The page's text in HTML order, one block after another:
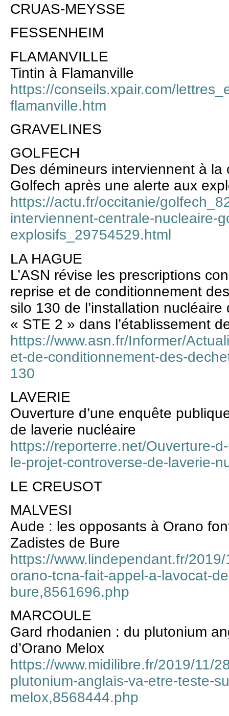
CRUAS-MEYSSE
FESSENHEIM
FLAMANVILLE
Tintin à Flamanville
https://conseils.xpair.com/
flamanville.htm
GRAVELINES
GOLFECH
Des démineurs interviennent à
Golfech après une alerte aux
https://actu.fr/occitanie/
interviennent-centrale-nucleaire-
explosifs_29754529.html
LA HAGUE
L’ASN révise les prescriptions
reprise et de conditionnement
silo 130 de l’installation
« STE 2 » dans l’établissement
https://www.asn.fr/Informer/
et-de-conditionnement-des-
130
LAVERIE
Ouverture d’une enquête
de laverie nucléaire
https://reporterre.net/Ouverture-
le-projet-controverse-de-laverie-
LE CREUSOT
MALVESI
Aude : les opposants à Orano
Zadistes de Bure
https://www.lindependant.fr/
orano-tcna-fait-appel-a-lavocat-
bure,8561696.php
MARCOULE
Gard rhodanien : du plutonium
d’Orano Melox
https://www.midilibre.fr/2019/11/
plutonium-anglais-va-etre-teste-
melox,8568444.php